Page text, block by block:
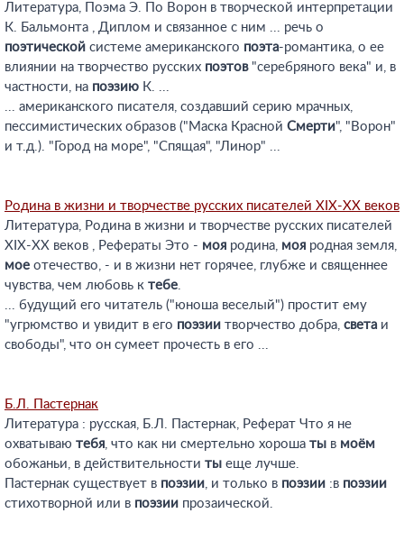
Литература, Поэма Э. По Ворон в творческой интерпретации
К. Бальмонта , Диплом и связанное с ним ... речь о
поэтической системе американского поэта-романтика, о ее
влиянии на творчество русских поэтов"серебряного века" и, в
частности, на поэзию К. ...
... американского писателя, создавший серию мрачных,
пессимистических образов ("Маска Красной Смерти", "Ворон"
и т.д.). "Город на море", "Спящая", "Линор" ...
Родина в жизни и творчестве русских писателей XIX-XX веков
Литература, Родина в жизни и творчестве русских писателей
XIX-XX веков , Рефераты Это - моя родина, моя родная земля,
мое отечество, - и в жизни нет горячее, глубже и священнее
чувства, чем любовь к тебе.
... будущий его читатель ("юноша веселый") простит ему
"угрюмство и увидит в его поэзии творчество добра, света и
свободы", что он сумеет прочесть в его ...
Б.Л. Пастернак
Литература : русская, Б.Л. Пастернак, Реферат Что я не
охватываю тебя, что как ни смертельно хороша ты в моём
обожаньи, в действительности ты еще лучше.
Пастернак существует в поэзии, и только в поэзии :в поэзии
стихотворной или в поэзии прозаической.